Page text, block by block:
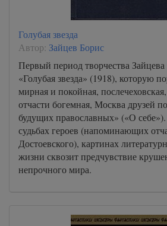
Голубая звезда
Автор: Зайцев Борис
Первый период творчества Зайцева
«Голубая звезда» (1918), которую
мирная и покойная,
отчасти богемная, Москва друзей
будущих православных» («О
судьбах героев (напоминающих
Достоевского), картинах
жизни сквозит предчувствие
непрочного мира.